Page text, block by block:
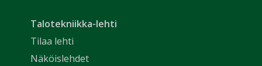
Talotekniikka-lehti
Tilaa lehti
Näköislehdet